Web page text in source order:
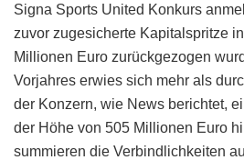
Signa Sports United Konkurs
zuvor zugesicherte Kapitalspritze
Millionen Euro zurückgezogen
Vorjahres erwies sich mehr als
der Konzern, wie News berichtet,
der Höhe von 505 Millionen Euro
summieren die Verbindlichkeiten